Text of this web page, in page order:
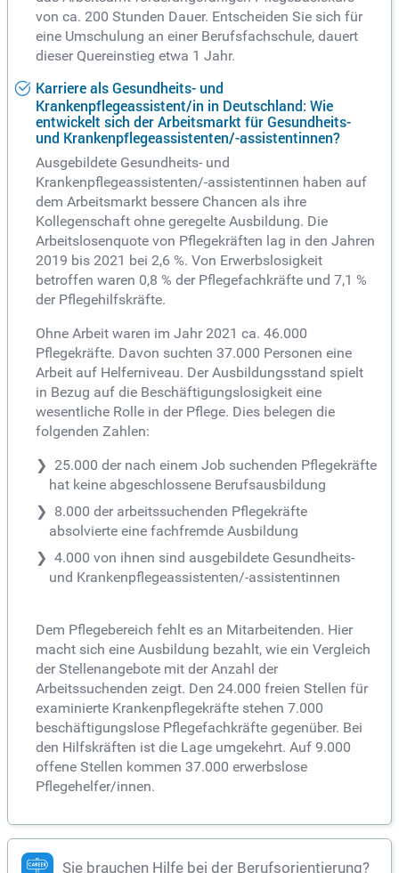
von ca. 200 Stunden Dauer. Entscheiden Sie sich für
eine Umschulung an einer Berufsfachschule, dauert
dieser Quereinstieg etwa 1 Jahr.
Karriere als Gesundheits- und
Krankenpflegeassistent/in in Deutschland: Wie
entwickelt sich der Arbeitsmarkt für Gesundheits-
und Krankenpflegeassistenten/-assistentinnen?
Ausgebildete Gesundheits- und
Krankenpflegeassistenten/-assistentinnen haben auf
dem Arbeitsmarkt bessere Chancen als ihre
Kollegenschaft ohne geregelte Ausbildung. Die
Arbeitslosenquote von Pflegekräften lag in den Jahren
2019 bis 2021 bei 2,6 %. Von Erwerbslosigkeit
betroffen waren 0,8 % der Pflegefachkräfte und 7,1 %
der Pflegehilfskräfte.
Ohne Arbeit waren im Jahr 2021 ca. 46.000
Pflegekräfte. Davon suchten 37.000 Personen eine
Arbeit auf Helferniveau. Der Ausbildungsstand spielt
in Bezug auf die Beschäftigungslosigkeit eine
wesentliche Rolle in der Pflege. Dies belegen die
folgenden Zahlen:
25.000 der nach einem Job suchenden Pflegekräfte
hat keine abgeschlossene Berufsausbildung
8.000 der arbeitssuchenden Pflegekräfte
absolvierte eine fachfremde Ausbildung
4.000 von ihnen sind ausgebildete Gesundheits-
und Krankenpflegeassistenten/-assistentinnen
Dem Pflegebereich fehlt es an Mitarbeitenden. Hier
macht sich eine Ausbildung bezahlt, wie ein Vergleich
der Stellenangebote mit der Anzahl der
Arbeitssuchenden zeigt. Den 24.000 freien Stellen für
examinierte Krankenpflegekräfte stehen 7.000
beschäftigungslose Pflegefachkräfte gegenüber. Bei
den Hilfskräften ist die Lage umgekehrt. Auf 9.000
offene Stellen kommen 37.000 erwerbslose
Pflegehelfer/innen.
Sie brauchen Hilfe bei der Berufsorientierung?